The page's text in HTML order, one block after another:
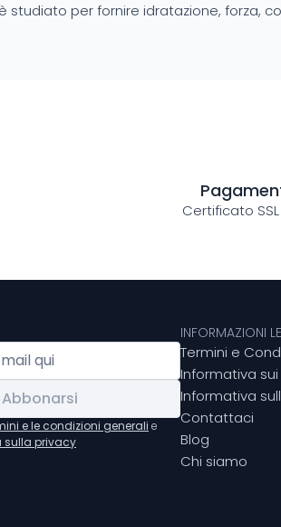
studiato per fornire idratazione, forza,
Certificato
Abbonarsi
e le condizioni generali e
sulla privacy
INFORMAZIONI
Termini e
Informativa
Informativa
Contattaci
Blog
Chi siamo